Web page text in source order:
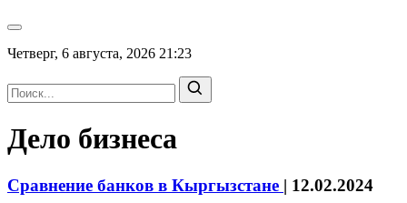
Четверг, 6 августа, 2026 21:23
Дело бизнеса
Сравнение банков в Кыргызстане | 12.02.2024